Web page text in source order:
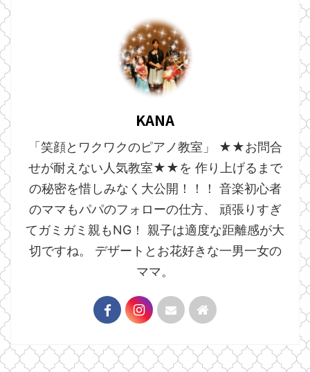
KANA
「笑顔とワクワクのピアノ教室」 ★★お問合
せが耐えない人気教室★★を 作り上げるまで
の秘密を惜しみなく大公開！！！ 音楽初心者
のママもパパのフォローの仕方、 頑張りすぎ
てガミガミ親もNG！ 親子は適度な距離感が大
切ですね。 デザートとお花好きな一男一女の
ママ。